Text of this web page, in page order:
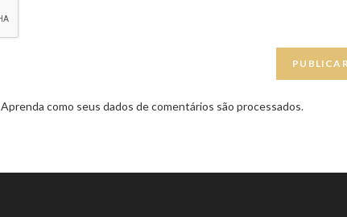
Aprenda como seus dados de comentários são processados.